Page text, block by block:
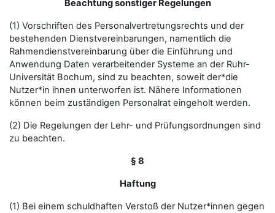
Beachtung sonstiger Regelungen
(1) Vorschriften des Personalvertretungsrechts und der
bestehenden Dienstvereinbarungen, namentlich die
Rahmendienstvereinbarung über die Einführung und
Anwendung Daten verarbeitender Systeme an der Ruhr-
Universität Bochum, sind zu beachten, soweit der*die
Nutzer*in ihnen unterworfen ist. Nähere Informationen
können beim zuständigen Personalrat eingeholt werden.
(2) Die Regelungen der Lehr- und Prüfungsordnungen sind
zu beachten.
§ 8
Haftung
(1) Bei einem schuldhaften Verstoß der Nutzer*innen gegen